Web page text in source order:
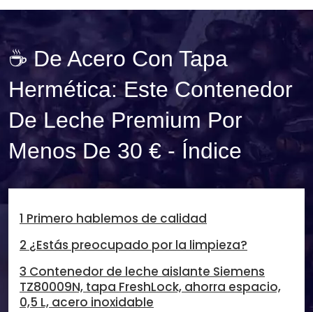
☕ De Acero Con Tapa
Hermética: Este Contenedor
De Leche Premium Por
Menos De 30 € - Índice
1 Primero hablemos de calidad
2 ¿Estás preocupado por la limpieza?
3 Contenedor de leche aislante Siemens
TZ80009N, tapa FreshLock, ahorra espacio,
0,5 L, acero inoxidable